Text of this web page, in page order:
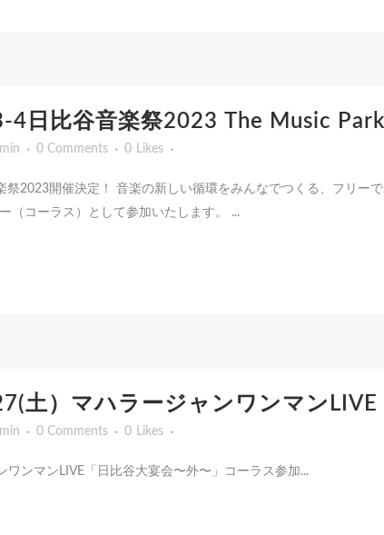
4日比谷音楽祭2023 The Music
0 Comments 0 Likes
2023開催決定！ 音楽の新しい循環をみんなでつくる、フリー
（コーラス）として参加いたします。 ...
土）マハラージャンワンマンLIVE
0 Comments 0 Likes
ワンマンLIVE「日比谷大宴会〜外〜」コーラス参加...